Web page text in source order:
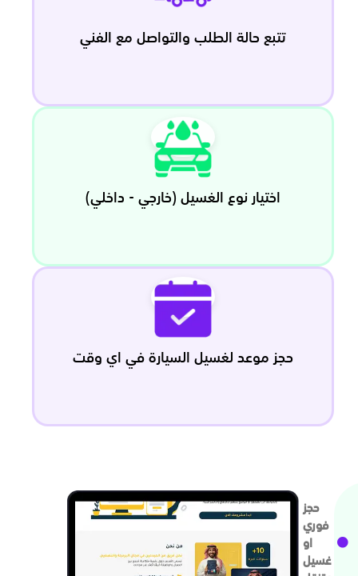
تتبع حالة الطلب والتواصل مع الفني
اختيار نوع الغسيل (خارجي - داخلي)
حجز موعد لغسيل السيارة في اي وقت
حجز
فوري
او
غسيل